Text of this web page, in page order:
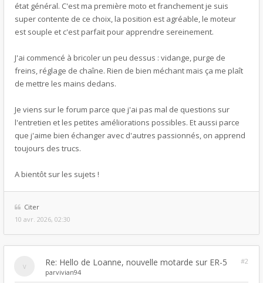
état général. C'est ma première moto et franchement je suis
super contente de ce choix, la position est agréable, le moteur
est souple et c'est parfait pour apprendre sereinement.
J'ai commencé à bricoler un peu dessus : vidange, purge de
freins, réglage de chaîne. Rien de bien méchant mais ça me plaît
de mettre les mains dedans.
Je viens sur le forum parce que j'ai pas mal de questions sur
l'entretien et les petites améliorations possibles. Et aussi parce
que j'aime bien échanger avec d'autres passionnés, on apprend
toujours des trucs.
A bientôt sur les sujets !
Citer
10 avr. 2026, 02:30
Re: Hello de Loanne, nouvelle motarde sur ER-5
#2
parvivian94